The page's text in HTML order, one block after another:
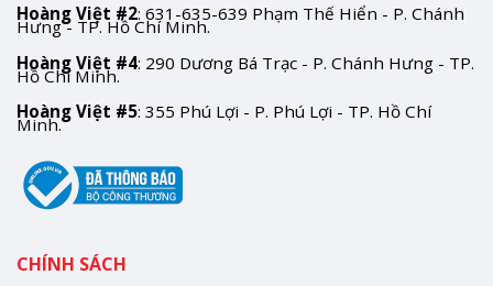
Hoàng Việt #2: 631-635-639 Phạm Thế Hiển - P. Chánh
Hưng - TP. Hồ Chí Minh.
Hoàng Việt #4: 290 Dương Bá Trạc - P. Chánh Hưng - TP.
Hồ Chí Minh.
Hoàng Việt #5: 355 Phú Lợi - P. Phú Lợi - TP. Hồ Chí
Minh.
CHÍNH SÁCH